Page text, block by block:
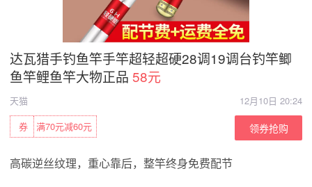
达瓦猎手钓鱼竿手竿超轻超硬28调19调台钓竿鲫
鱼竿鲤鱼竿大物正品 58元
天猫
12月10日 20:24
满70元减60元
券 领券抢购
高碳逆丝纹理，重心靠后，整竿终身免费配节